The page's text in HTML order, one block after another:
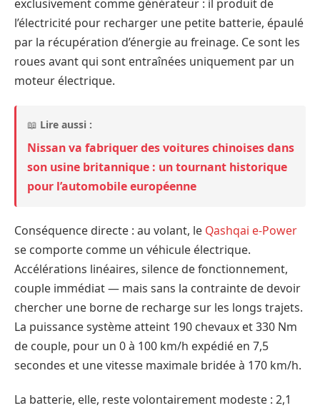
exclusivement comme générateur : il produit de
l’électricité pour recharger une petite batterie, épaulé
par la récupération d’énergie au freinage. Ce sont les
roues avant qui sont entraînées uniquement par un
moteur électrique.
📖 Lire aussi :
Nissan va fabriquer des voitures chinoises dans
son usine britannique : un tournant historique
pour l’automobile européenne
Conséquence directe : au volant, le Qashqai e-Power
se comporte comme un véhicule électrique.
Accélérations linéaires, silence de fonctionnement,
couple immédiat — mais sans la contrainte de devoir
chercher une borne de recharge sur les longs trajets.
La puissance système atteint 190 chevaux et 330 Nm
de couple, pour un 0 à 100 km/h expédié en 7,5
secondes et une vitesse maximale bridée à 170 km/h.
La batterie, elle, reste volontairement modeste : 2,1